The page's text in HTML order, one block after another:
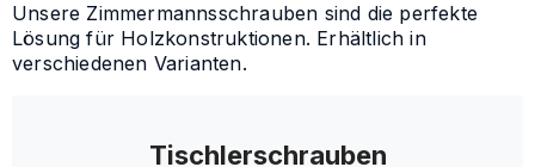
Unsere Zimmermannsschrauben sind die perfekte
Lösung für Holzkonstruktionen. Erhältlich in
verschiedenen Varianten.
Tischlerschrauben